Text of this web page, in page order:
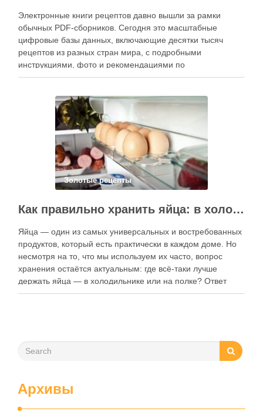
Электронные книги рецептов давно вышли за рамки
обычных PDF-сборников. Сегодня это масштабные
цифровые базы данных, включающие десятки тысяч
рецептов из разных стран мира, с подробными
инструкциями, фото и рекомендациями по
приготовлению. В отличие от печатных изданий,
контент, расширять коллекции блюд и добавлять новые
функции. Ниже …
Золотые рецепты
Как правильно хранить яйца: в холодильнике или на полке?
Яйца — один из самых универсальных и востребованных
продуктов, который есть практически в каждом доме. Но
несмотря на то, что мы используем их часто, вопрос
хранения остаётся актуальным: где всё-таки лучше
держать яйца — в холодильнике или на полке? Ответ
зависит от нескольких факторов, включая температуру
Архивы